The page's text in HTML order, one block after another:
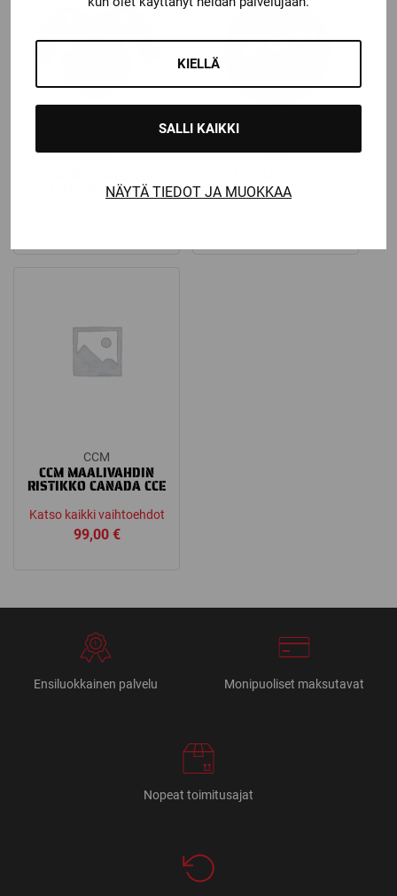
KIELLÄ
SALLI KAIKKI
NÄYTÄ TIEDOT JA MUOKKAA
HARTIASUOJAT
CCM
CCM MAALIVAHDIN
RISTIKKO CANADA CCE
Katso kaikki vaihtoehdot
99,00 €
Ensiluokkainen palvelu Monipuoliset maksutavat
Nopeat toimitusajat